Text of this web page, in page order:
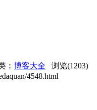
： 博客大全 浏览(1203)
4548.html